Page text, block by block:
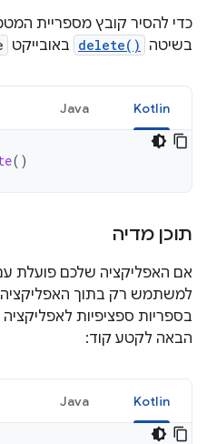
כדי להסיר קובץ מספריית
בשיטה
delete() באובייקט
Kotlin
Java
()
תוכן מדיה
אם האפליקציה שלכם פועלת
למשתמש רק בתוך
בספריות ספציפיות לאפליקציה
הבאה לקטע קוד:
Kotlin
Java